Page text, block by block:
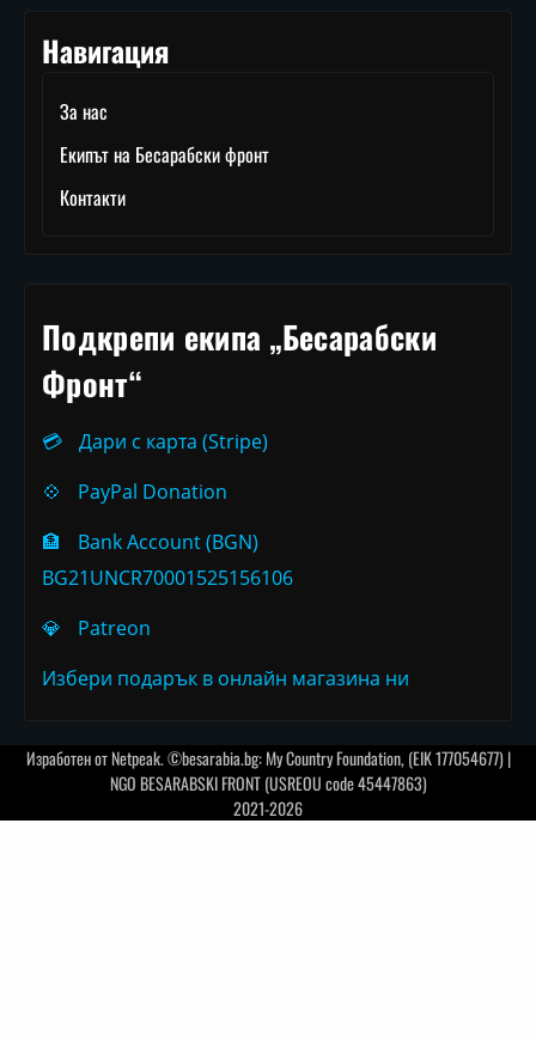
Навигация
За нас
Екипът на Бесарабски фронт
Контакти
Подкрепи екипа „Бесарабски
Фронт“
💳
Дари с карта (Stripe)
💠
PayPal Donation
🏦
Bank Account (BGN)
BG21UNCR70001525156106
💎
Patreon
Избери подарък в онлайн магазина ни
Изработен отNetpeak. ©besarabia.bg: My Country Foundation, (EIK 177054677) |
NGO BESARABSKI FRONT (USREOU code 45447863)
2021-2026